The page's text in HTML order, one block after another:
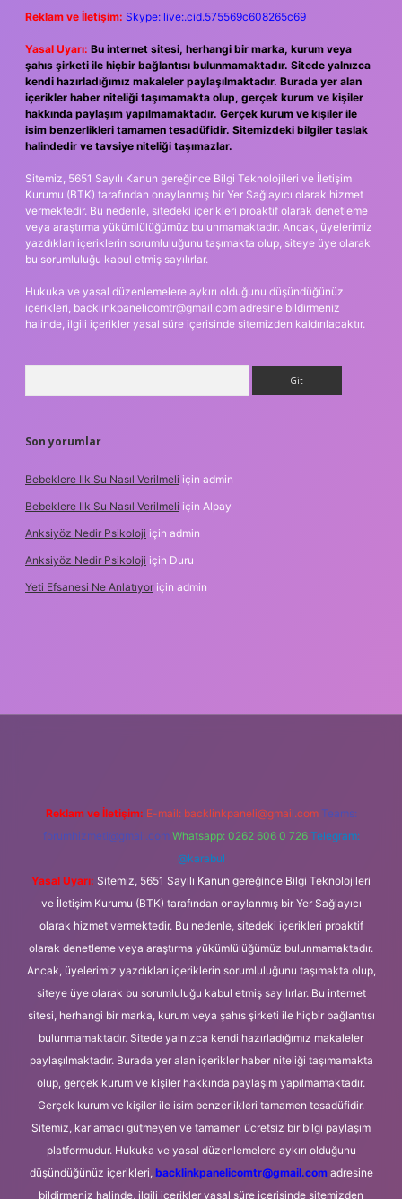
Reklam ve İletişim: Skype: live:.cid.575569c608265c69
Yasal Uyarı: Bu internet sitesi, herhangi bir marka, kurum veya
şahıs şirketi ile hiçbir bağlantısı bulunmamaktadır. Sitede yalnızca
kendi hazırladığımız makaleler paylaşılmaktadır. Burada yer alan
içerikler haber niteliği taşımamakta olup, gerçek kurum ve kişiler
hakkında paylaşım yapılmamaktadır. Gerçek kurum ve kişiler ile
isim benzerlikleri tamamen tesadüfidir. Sitemizdeki bilgiler taslak
halindedir ve tavsiye niteliği taşımazlar.
Sitemiz, 5651 Sayılı Kanun gereğince Bilgi Teknolojileri ve İletişim
Kurumu (BTK) tarafından onaylanmış bir Yer Sağlayıcı olarak hizmet
vermektedir. Bu nedenle, sitedeki içerikleri proaktif olarak denetleme
veya araştırma yükümlülüğümüz bulunmamaktadır. Ancak, üyelerimiz
yazdıkları içeriklerin sorumluluğunu taşımakta olup, siteye üye olarak
bu sorumluluğu kabul etmiş sayılırlar.
Hukuka ve yasal düzenlemelere aykırı olduğunu düşündüğünüz
içerikleri, backlinkpanelicomtr@gmail.com adresine bildirmeniz
halinde, ilgili içerikler yasal süre içerisinde sitemizden kaldırılacaktır.
Son yorumlar
Bebeklere Ilk Su Nasıl Verilmeli için admin
Bebeklere Ilk Su Nasıl Verilmeli için Alpay
Anksiyöz Nedir Psikoloji için admin
Anksiyöz Nedir Psikoloji için Duru
Yeti Efsanesi Ne Anlatıyor için admin
Reklam ve İletişim: E-mail: backlinkpaneli@gmail.com Teams:
forumhizmeti@gmail.com Whatsapp: 0262 606 0 726 Telegram:
@karabul
Yasal Uyarı: Sitemiz, 5651 Sayılı Kanun gereğince Bilgi Teknolojileri
ve İletişim Kurumu (BTK) tarafından onaylanmış bir Yer Sağlayıcı
olarak hizmet vermektedir. Bu nedenle, sitedeki içerikleri proaktif
olarak denetleme veya araştırma yükümlülüğümüz bulunmamaktadır.
Ancak, üyelerimiz yazdıkları içeriklerin sorumluluğunu taşımakta olup,
siteye üye olarak bu sorumluluğu kabul etmiş sayılırlar. Bu internet
sitesi, herhangi bir marka, kurum veya şahıs şirketi ile hiçbir bağlantısı
bulunmamaktadır. Sitede yalnızca kendi hazırladığımız makaleler
paylaşılmaktadır. Burada yer alan içerikler haber niteliği taşımamakta
olup, gerçek kurum ve kişiler hakkında paylaşım yapılmamaktadır.
Gerçek kurum ve kişiler ile isim benzerlikleri tamamen tesadüfidir.
Sitemiz, kar amacı gütmeyen ve tamamen ücretsiz bir bilgi paylaşım
platformudur. Hukuka ve yasal düzenlemelere aykırı olduğunu
düşündüğünüz içerikleri, backlinkpanelicomtr@gmail.comadresine
bildirmeniz halinde, ilgili içerikler yasal süre içerisinde sitemizden